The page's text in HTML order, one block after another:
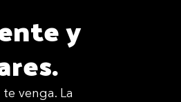
y
venga. La